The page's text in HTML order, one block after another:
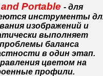
Portable - для
инструменты
изображений и
выполняет
баланса
в один этап.
цветом на
профили.